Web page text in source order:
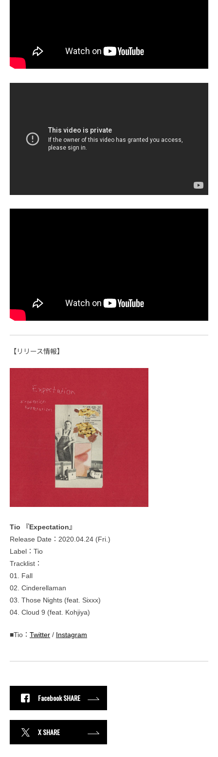
【リリース情報】
Tio 『Expectation』
Release Date：2020.04.24 (Fri.)
Label：Tio
Tracklist：
01. Fall
02. Cinderellaman
03. Those Nights (feat. Sixxx)
04. Cloud 9 (feat. Kohjiya)
■Tio： Twitter / Instagram
Facebook SHARE
X SHARE